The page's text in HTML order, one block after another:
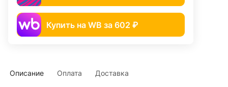
Купить на WB за 602 ₽
Описание Оплата Доставка